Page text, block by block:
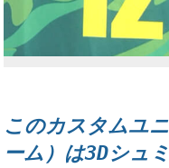
このカスタムユ
ーム）は3Dシュ